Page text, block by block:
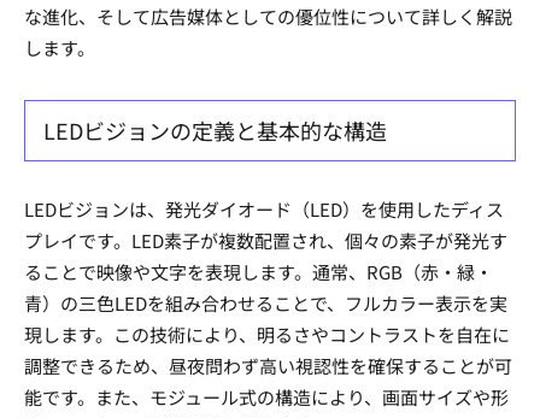
な進化、そして広告媒体としての優位性について詳しく解説
します。
LEDビジョンの定義と基本的な構造
LEDビジョンは、発光ダイオード（LED）を使用したディス
プレイです。LED素子が複数配置され、個々の素子が発光す
ることで映像や文字を表現します。通常、RGB（赤・緑・
青）の三色LEDを組み合わせることで、フルカラー表示を実
現します。この技術により、明るさやコントラストを自在に
調整できるため、昼夜問わず高い視認性を確保することが可
能です。また、モジュール式の構造により、画面サイズや形